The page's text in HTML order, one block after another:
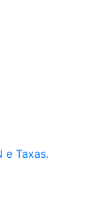
e Taxas.